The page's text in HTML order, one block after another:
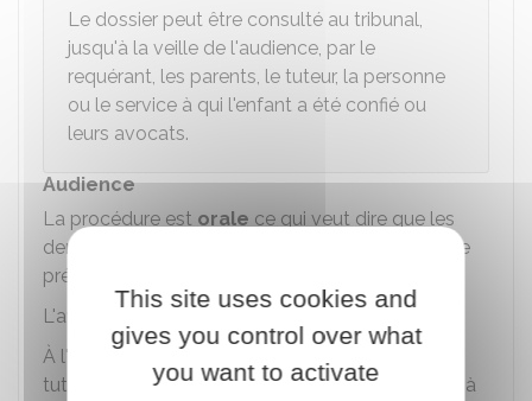
Le dossier peut être consulté au tribunal,
jusqu'à la veille de l'audience, par le
requérant, les parents, le tuteur, la personne
ou le service à qui l'enfant a été confié ou
leurs avocats.
Audience
La procédure est orale ce qui veut dire que les
demandes et arguments des parties doivent être
présentés à l'oral à l'audience.
L'affaire est jugée en
À l'audience, le tribunal auditionne les parents, le
tuteur, la personne ou le représentant du service à
This site uses cookies and
gives you control over what
you want to activate